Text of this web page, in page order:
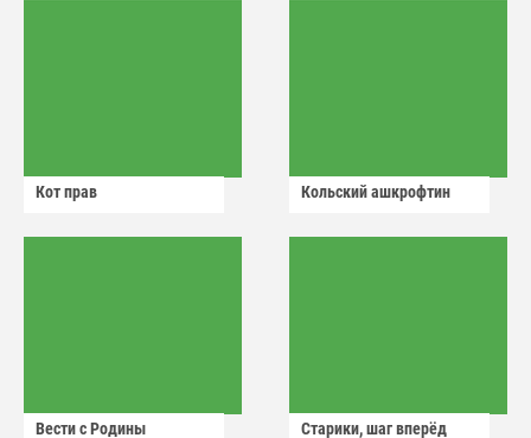
Кот прав Кольский ашкрофтин
Вести с Родины Старики, шаг вперёд